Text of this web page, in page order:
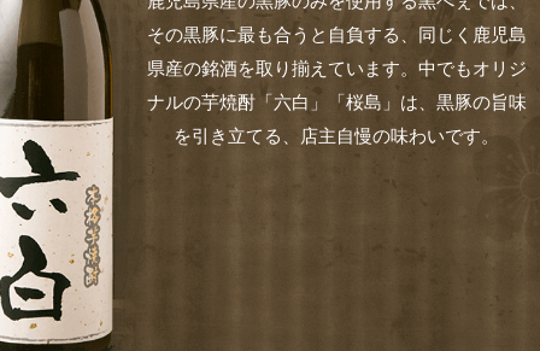
その黒豚に最も合うと自負する、同じく鹿児島
県産の銘酒を取り揃えています。中でもオリジ
ナルの芋焼酎「六白」「桜島」は、黒豚の旨味
を引き立てる、店主自慢の味わいです。